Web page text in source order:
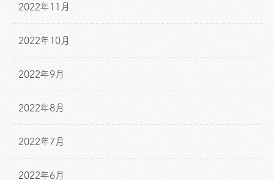
2022年11月
2022年10月
2022年9月
2022年8月
2022年7月
2022年6月